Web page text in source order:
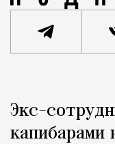
Город
Экс-
капибарами